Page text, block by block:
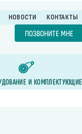
НОВОСТИ КОНТАКТЫ
ПОЗВОНИТЕ МНЕ
И КОМПЛЕКТУЮЩИЕ